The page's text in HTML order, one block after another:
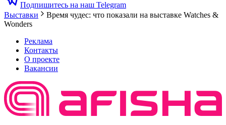
Подпишитесь на наш Telegram
Выставки
Время чудес: что показали на выставке Watches &
Wonders
Реклама
Контакты
О проекте
Вакансии